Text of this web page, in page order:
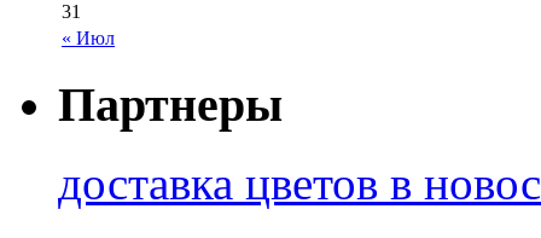
« Июл
31
Партнеры
доставка цветов в